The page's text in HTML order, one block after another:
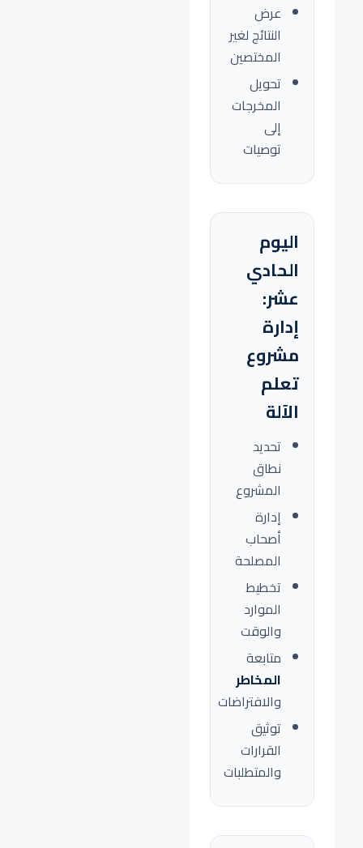
عرض
النتائج لغير
المختصين
تحويل
المخرجات
إلى
توصيات
اليوم
الحادي
عشر:
إدارة
مشروع
تعلم
الآلة
تحديد
نطاق
المشروع
إدارة
أصحاب
المصلحة
تخطيط
الموارد
والوقت
متابعة
المخاطر
والافتراضات
توثيق
القرارات
والمتطلبات